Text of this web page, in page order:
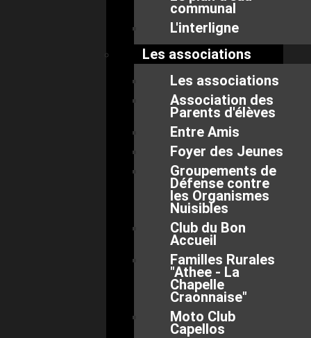
communal
L'interligne
Les associations
Les associations
Association des
Parents d'élèves
Entre Amis
Foyer des Jeunes
Groupements de
Défense contre
les Organismes
Nuisibles
Club du Bon
Accueil
Familles Rurales
"Athee - La
Chapelle
Craonnaise"
Moto Club
Capellos